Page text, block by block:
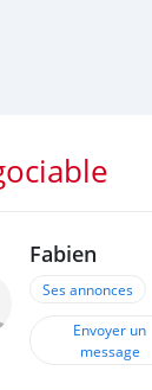
Fabien
Ses annonces
Envoyer un
message